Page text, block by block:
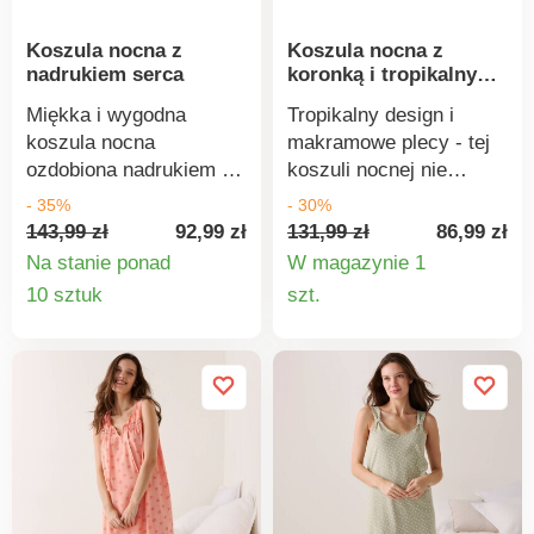
użyciu, wykraczając
poza obowiązujące
normy. Można prać w
pralce.
jest bezpieczny ponad
wymogi obowiązujących
norm. Można prać w
pralce.
Koszula nocna z
nadrukiem serca
Miękka i wygodna
koszula nocna
ozdobiona nadrukiem w
serca. Wykonana z
czystego bawełnianego
dżerseju. Nadruk serca.
Kokardka przy dekolcie.
Długie rękawy. Okrągły
sznurkiem. Standard
100 według Oeko-Tex
(nr CQ 1216/3 IFTH).
Znak ten oznacza
produkty tekstylne,
które zostały poddane
testom laboratoryjnym
- 35%
143,99 zł
92,99 zł
Na stanie ponad
10 sztuk
Koszula nocna z
koronką i tropikalnym
Tropikalny design i
makramowe plecy - tej
koszuli nocnej nie
można się oprzeć!
Uwodzicielskie
makramowe
skrzyżowanie z tyłu.
Kolorowy tropikalny
ramiączka. Lekko
zaokrąglony dekolt V z
koronkowym
wykończeniem.
Rozcięcie pod biustem.
Prosty dół. Można prać
- 30%
131,99 zł
86,99 zł
W magazynie 1
szt.